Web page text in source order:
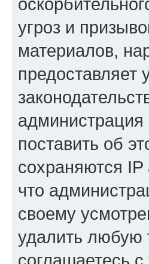
угроз и
материалов,
предоставляет
поставить об
сохраняются
что
своему
удалить любую